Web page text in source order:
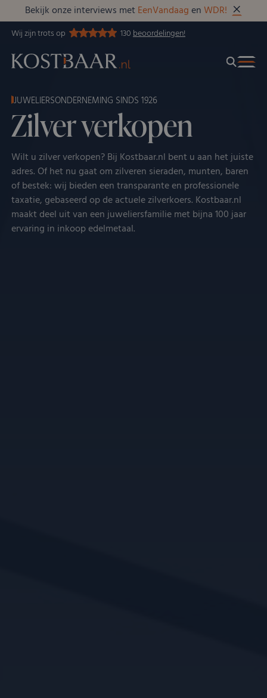
Bekijk onze interviews met EenVandaagenWDR!
Wij zijn trots op 130beoordelingen!
JUWELIERSONDERNEMING SINDS 1926
Zilver verkopen
Wilt u zilver verkopen? Bij Kostbaar.nl bent u aan het juiste
adres. Of het nu gaat om zilveren sieraden, munten, baren
of bestek: wij bieden een transparante en professionele
taxatie, gebaseerd op de actuele zilverkoers. Kostbaar.nl
maakt deel uit van een juweliersfamilie met bijna 100 jaar
ervaring in inkoop edelmetaal.